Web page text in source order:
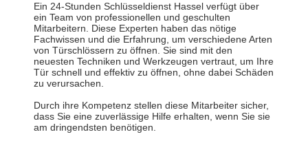
Ein 24-Stunden Schlüsseldienst Hassel verfügt über
ein Team von professionellen und geschulten
Mitarbeitern. Diese Experten haben das nötige
Fachwissen und die Erfahrung, um verschiedene Arten
von Türschlössern zu öffnen. Sie sind mit den
neuesten Techniken und Werkzeugen vertraut, um Ihre
Tür schnell und effektiv zu öffnen, ohne dabei Schäden
zu verursachen.
Durch ihre Kompetenz stellen diese Mitarbeiter sicher,
dass Sie eine zuverlässige Hilfe erhalten, wenn Sie sie
am dringendsten benötigen.